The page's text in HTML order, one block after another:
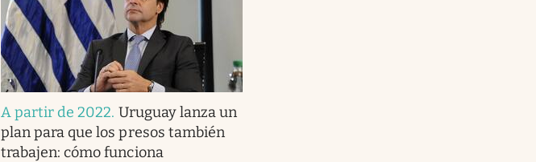
A partir de 2022. Uruguay lanza un
plan para que los presos también
trabajen: cómo funciona